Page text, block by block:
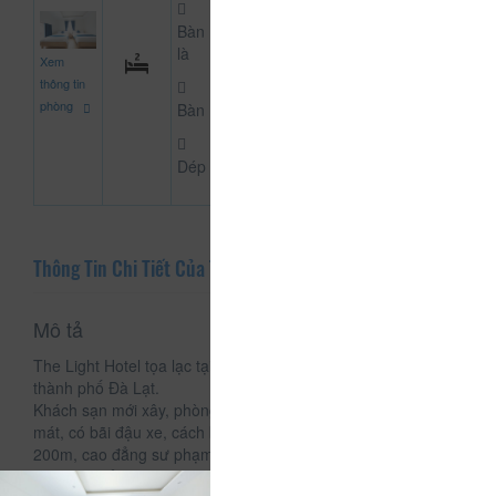
Xem
thông tin
phòng
Bàn
là
Bàn
Dép
Thông Tin Chi Tiết Của The Light Hotel
Mô tả
The Light Hotel tọa lạc tại 21 Sương Nguyệt Ánh, phường 9,
thành phố Đà Lạt.
Khách sạn mới xây, phòng đầy đủ tiện nghi, sạch sẽ thoáng
mát, có bãi đậu xe, cách bờ hồ 150m, vườn hoa thành phố
200m, cao đẳng sư phạm 500m.
Một kỳ nghỉ sẽ tuyệt vời hơn nếu bạn được ở trong một môi